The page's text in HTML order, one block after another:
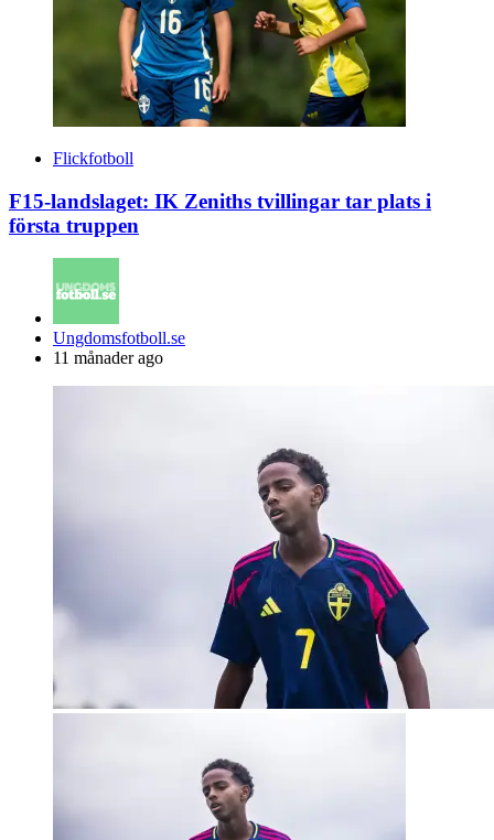
Flickfotboll
F15-landslaget: IK Zeniths tvillingar tar plats i
första truppen
Posted
by
Ungdomsfotboll.se
11 månader ago